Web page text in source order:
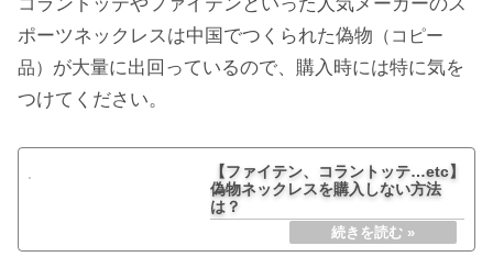
ポーツネックレスは中国でつくられた偽物 （コピー
品） が大量に出回っているので、購入時には特に気を
つけてください。
【ファイテン、コラントッテ…etc】
偽物ネックレスを購入しない方法
は？